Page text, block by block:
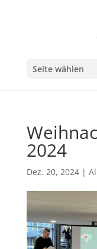
Seite wählen
2024
Dez. 20, 2024|